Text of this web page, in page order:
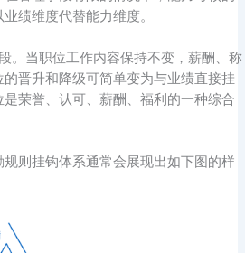
绩维度代替能力维度。
。当职位工作内容保持不变，薪酬、称
晋升和降级可简单变为与业绩直接挂
荣誉、认可、薪酬、福利的一种综合
则挂钩体系通常会展现出如下图的样